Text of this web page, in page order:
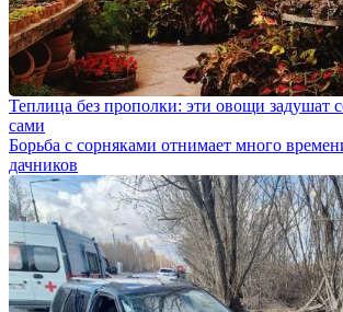
Теплица без прополки: эти овощи задушат
сами
Борьба с сорняками отнимает много
дачников